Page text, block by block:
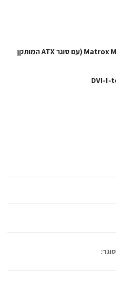
כרטיס גרפי Matrox M9120 PCIe x16 (עם סוגר ATX המותקן
סוגר: